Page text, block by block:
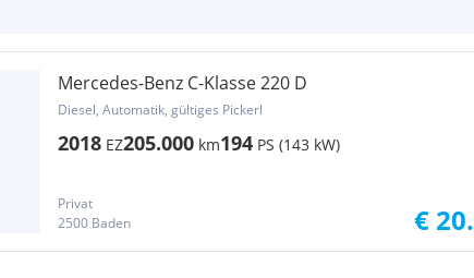
Mercedes-Benz C-Klasse 220 D
Diesel, Automatik, gültiges Pickerl
2018 EZ205.000 km194 PS (143 kW)
Privat
2500 Baden
€